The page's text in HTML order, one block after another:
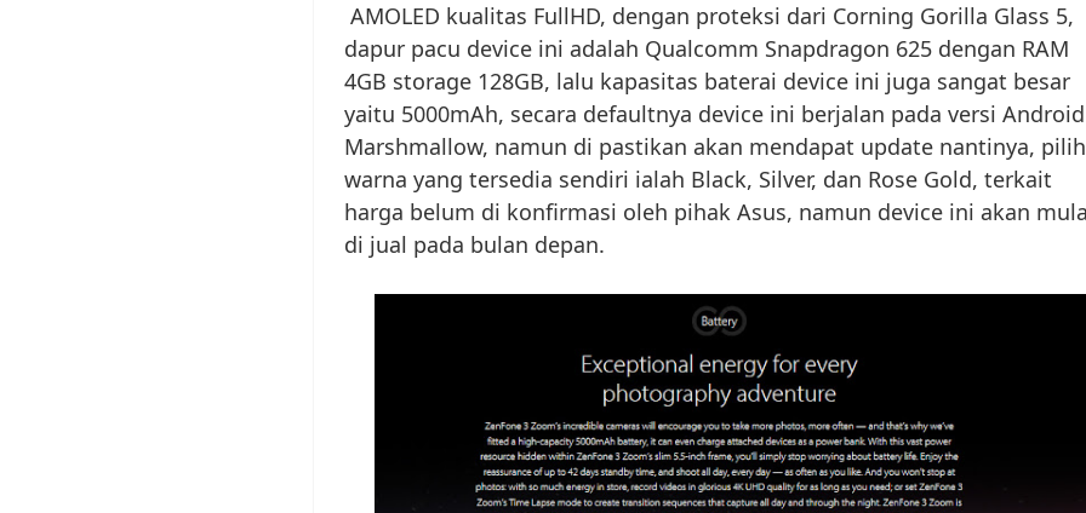
AMOLED kualitas FullHD, dengan proteksi dari Corning Gorilla Glass 5,
dapur pacu device ini adalah Qualcomm Snapdragon 625 dengan RAM
4GB storage 128GB, lalu kapasitas baterai device ini juga sangat besar
yaitu 5000mAh, secara defaultnya device ini berjalan pada versi Android
Marshmallow, namun di pastikan akan mendapat update nantinya,
warna yang tersedia sendiri ialah Black, Silver, dan Rose Gold, terkait
harga belum di konfirmasi oleh pihak Asus, namun device ini akan
di jual pada bulan depan.